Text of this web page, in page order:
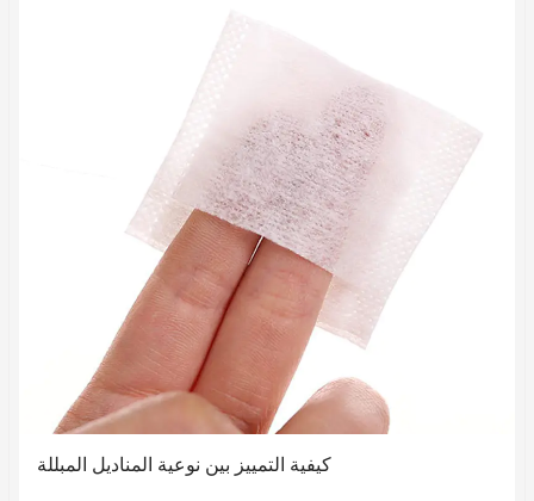
كيفية التمييز بين نوعية المناديل المبللة